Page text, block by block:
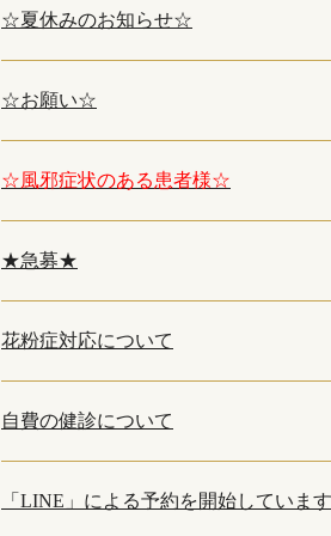
☆夏休みのお知らせ☆
☆お願い☆
☆風邪症状のある患者様☆
★急募★
花粉症対応について
自費の健診について
「LINE」による予約を開始していま